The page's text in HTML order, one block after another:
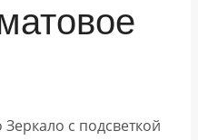
с подсветкой